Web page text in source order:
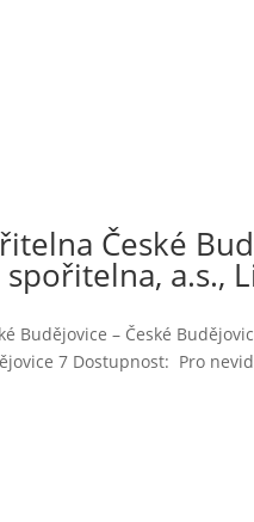
České
spořitelna, a.s.,
Budějovice – České
7 Dostupnost: Pro